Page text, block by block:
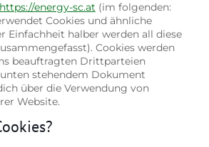
https://energy-sc.at (im folgenden:
Cookies und ähnliche
Einfachheit halber werden all diese
Cookies werden
beauftragten Drittparteien
stehendem Dokument
über die Verwendung von
Website.